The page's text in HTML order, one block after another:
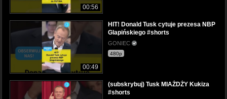
00:56
00:49
HIT! Donald Tusk cytuje prezesa NBP
Glapińskiego #shorts
GONIEC
480p
(subskrybuj) Tusk MIAŻDŻY Kukiza
#shorts